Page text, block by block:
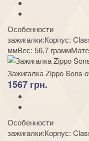
Особенности
зажигалки:Корпус:
ммВес: 56,7
Зажигалка Zippo Sons
1567 грн.
Особенности
зажигалки:Корпус: